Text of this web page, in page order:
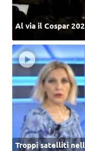
Al via il Cospar
Troppi satelliti